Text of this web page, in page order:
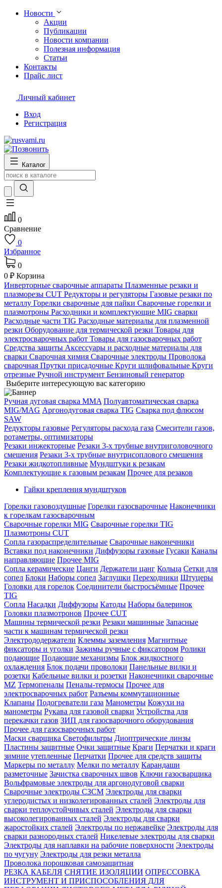
Новости
Акции
Публикации
Новости компании
Полезная информация
Статьи
Контакты
Прайс лист
Личный кабинет
Вход
Регистрация
Каталог
0
Сравнение
0
Избранное
0
0 ₽ Корзина
Инверторные сварочные аппараты Плазменные резаки и
плазморезы CUT Редукторы и регуляторы Газовые резаки по
металлу Горелки сварочные для пайки Сварочные горелки и
плазмотроны Расходники и комплектующие MIG сварки
Расходные части TIG Расходные материалы для плазменной
резки Оборудование для термической резки Товары для
электросварочных работ Товары для газосварочных работ
Средства защиты Аксессуары и расходные материалы для
сварки Сварочная химия Сварочные электроды Проволока
сварочная Прутки присадочные Круги шлифовальные Круги
отрезные Ручной инструмент Бензиновый генератор
Выберите интересующую вас категорию
Ручная дуговая сварка MMA Полуавтоматическая сварка
MIG/MAG Аргонодуговая сварка TIG Сварка под флюсом
SAW
Редукторы газовые Регуляторы расхода газа Смесители газов,
ротаметры, оптимизаторы
Резаки инжекторные Резаки 3-х трубные внутриголовочного
смешения Резаки 3-х трубные внутрисоплового смешения
Резаки жидкотопливные Мундштуки к резакам
Комплектующие к газовым резакам Прочее для резаков
Гайки крепления мундштуков
Горелки газовоздушные Горелки газосварочные Наконечники
к горелкам газосварочным
Сварочные горелки MIG Сварочные горелки TIG
Плазмотроны CUT
Сопла газораспределительные Сварочные наконечники
Вставки под наконечники Диффузоры газовые Гусаки Каналы
направляющие Прочее MIG
Сопла керамические Цанги Держатели цанг Кольца Сетки для
сопел Блоки Наборы сопел Заглушки Переходники Штуцеры
Головки для горелок Соединители быстросъёмные Прочее
TIG
Сопла Насадки Диффузоры Катоды Наборы балеринок
Головки плазмотронов Прочее CUT
Машины термической резки Резаки машинные Запасные
части к машинам термической резки
Электрододержатели Клеммы заземления Магнитные
фиксаторы и уголки Зажимы ручные с фиксатором Ролики
подающие Подающие механизмы Блок жидкостного
охлаждения Блок подачи проволоки Панельные вилки и
розетки Кабельные вилки и розетки Наконечники сварочные
MZ Термопеналы Пеналы-термосы Прочее для
электросварочных работ Разъемы коммутационные
Клапаны Подогреватели газа Манометры Кожухи на
манометры Рукава для газовой сварки Устройства для
перекачки газов ЗИП для газосварочного оборудования
Прочее для газосварочных работ
Маски сварщика Светофильтры Диоптрические линзы
Пластины защитные Очки защитные Краги Перчатки и краги
зимние утепленные Перчатки Прочее для средств защиты
Маркеры по металлу Мелки по металлу Карандаши
разметочные Зачистка сварочных швов Ключи газосварщика
Вольфрамовые электроды для аргонодуговой сварки
Сварочные электроды СЗСМ Электроды для сварки
углеродистых и низколегированных сталей Электроды для
сварки теплоустойчивых сталей Электроды для сварки
высоколегированных сталей Электроды для сварки
жаростойких сталей Электроды по нержавейке Электроды для
сварки разнородных сталей Никелевые электроды для сварки
Электроды для наплавки на рабочие поверхности Электроды
по чугуну Электроды для резки металла
Проволока порошковая самозащитная
РЕЗКА КАБЕЛЯ СНЯТИЕ ИЗОЛЯЦИИ ОПРЕССОВКА
ИНСТРУМЕНТ И ПРИСПОСОБЛЕНИЯ ДЛЯ